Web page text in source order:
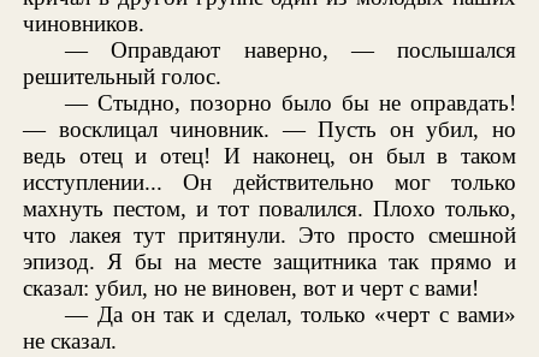
чиновников.
— Оправдают наверно, — послышался
решительный голос.
— Стыдно, позорно было бы не оправдать!
— восклицал чиновник. — Пусть он убил, но
ведь отец и отец! И наконец, он был в таком
исступлении... Он действительно мог только
махнуть пестом, и тот повалился. Плохо только,
что лакея тут притянули. Это просто смешной
эпизод. Я бы на месте защитника так прямо и
сказал: убил, но не виновен, вот и черт с вами!
— Да он так и сделал, только «черт с вами»
не сказал.